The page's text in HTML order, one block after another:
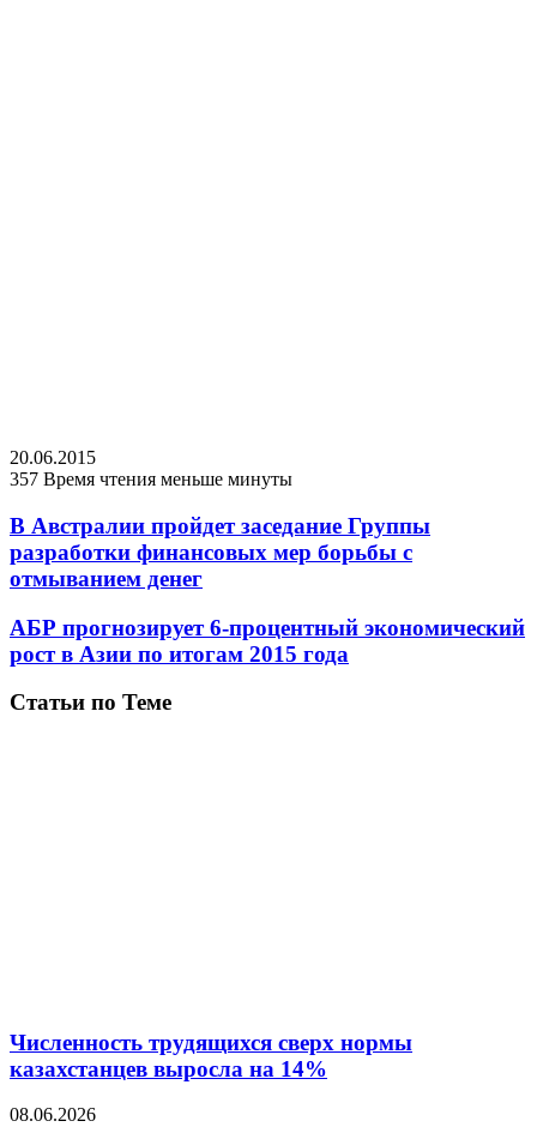
20.06.2015
357 Время чтения меньше минуты
В Австралии пройдет заседание Группы
разработки финансовых мер борьбы с
отмыванием денег
АБР прогнозирует 6-процентный экономический
рост в Азии по итогам 2015 года
Статьи по Теме
Численность трудящихся сверх нормы
казахстанцев выросла на 14%
08.06.2026